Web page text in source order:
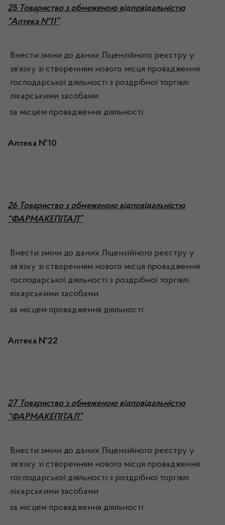
25 Товариство з обмеженою відповідальністю
“Аптека №11”
Внести зміни до даних Ліцензійного реєстру у
зв’язку зі створенням нового місця провадження
господарської діяльності з роздрібної торгівлі
лікарськими засобами
за місцем провадження діяльності:
Аптека №10
26 Товариство з обмеженою відповідальністю
“ФАРМАКЕПІТАЛ”
Внести зміни до даних Ліцензійного реєстру у
зв’язку зі створенням нового місця провадження
господарської діяльності з роздрібної торгівлі
лікарськими засобами
за місцем провадження діяльності:
Аптека №22
27 Товариство з обмеженою відповідальністю
“ФАРМАКЕПІТАЛ”
Внести зміни до даних Ліцензійного реєстру у
зв’язку зі створенням нового місця провадження
господарської діяльності з роздрібної торгівлі
лікарськими засобами
за місцем провадження діяльності: